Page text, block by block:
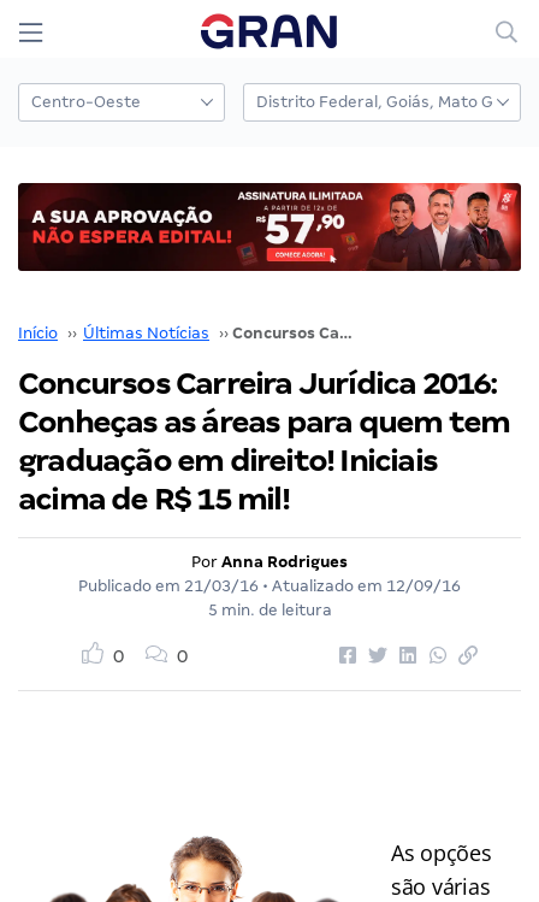
Início ›› Últimas Notícias ›› Concursos Carreira Jurídica 2016: Conheças as áreas para quem tem graduação em direito! Iniciais acima de R$ 15 mil!
Concursos Carreira Jurídica 2016:
Conheças as áreas para quem tem
graduação em direito! Iniciais
acima de R$ 15 mil!
Por Anna Rodrigues
Publicado em 21/03/16 • Atualizado em 12/09/16
5 min. de leitura
0 0
As opções
são várias